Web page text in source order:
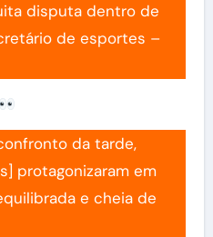
disputa dentro de
de esportes –
da tarde,
protagonizaram em
e cheia de